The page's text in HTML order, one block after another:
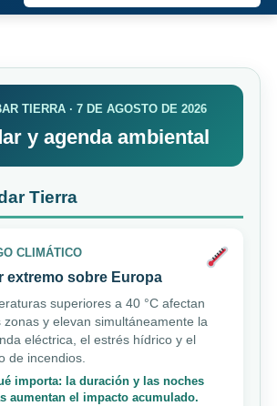
TIERRA · 7 DE AGOSTO DE 2026
y agenda ambiental
Tierra
CLIMÁTICO
extremo sobre Europa
superiores a 40 °C afectan
zonas y elevan simultáneamente la
eléctrica, el estrés hídrico y el
de incendios.
importa: la duración y las noches
aumentan el impacto acumulado.